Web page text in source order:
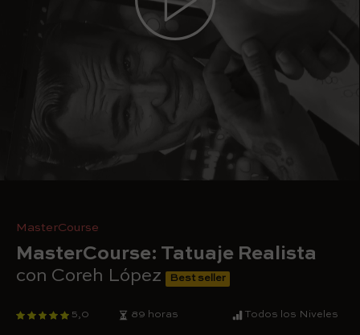
MasterCourse
MasterCourse: Tatuaje Realista
con Coreh López Best seller
5,0 89 horas Todos los Niveles